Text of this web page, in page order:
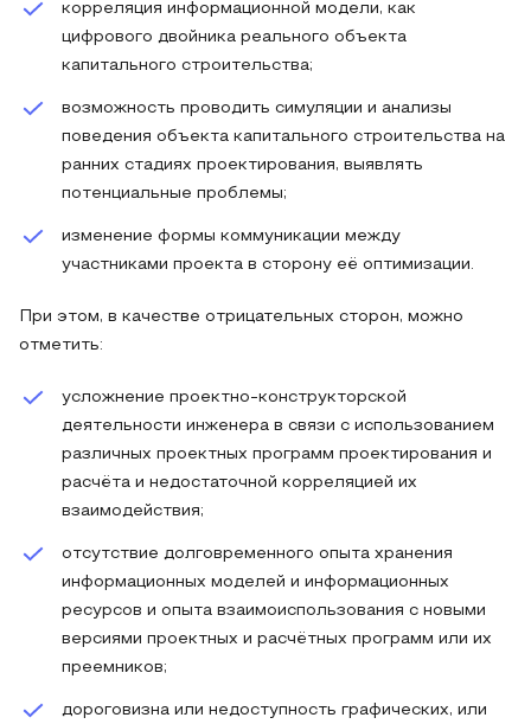
корреляция информационной модели, как
цифрового двойника реального объекта
капитального строительства;
возможность проводить симуляции и анализы
поведения объекта капитального строительства на
ранних стадиях проектирования, выявлять
потенциальные проблемы;
изменение формы коммуникации между
участниками проекта в сторону её оптимизации.
При этом, в качестве отрицательных сторон, можно
отметить:
усложнение проектно-конструкторской
деятельности инженера в связи с использованием
различных проектных программ проектирования и
расчёта и недостаточной корреляцией их
взаимодействия;
отсутствие долговременного опыта хранения
информационных моделей и информационных
ресурсов и опыта взаимоиспользования с новыми
версиями проектных и расчётных программ или их
преемников;
дороговизна или недоступность графических, или